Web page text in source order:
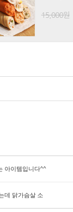
15,000원
아이템입니다^^
데 닭가슴살 소